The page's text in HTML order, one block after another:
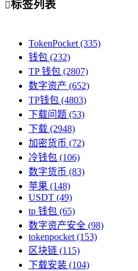
标签列表
TokenPocket (335)
钱包 (232)
TP 钱包 (2807)
数字资产 (652)
TP钱包 (4803)
下载问题 (53)
下载 (2948)
加密货币 (72)
冷钱包 (106)
数字货币 (83)
苹果 (148)
USDT (49)
tp 钱包 (65)
数字资产安全 (98)
tokenpocket (153)
区块链 (115)
下载安装 (104)